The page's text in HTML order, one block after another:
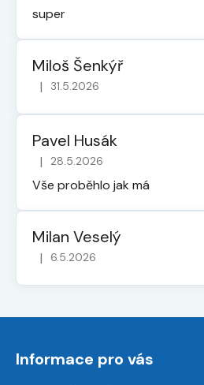
super
Miloš Šenkýř
Hodnocení obchodu je 5 z 5
| 31.5.2026
Pavel Husák
Hodnocení obchodu je 5 z 5
| 28.5.2026
Vše proběhlo jak má
Milan Veselý
Hodnocení obchodu je 5 z 5
| 6.5.2026
Informace pro vás